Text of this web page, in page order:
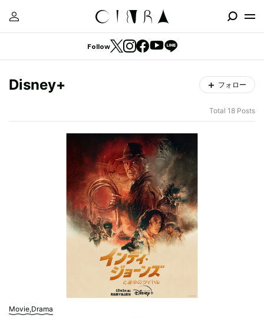
Follow
Disney+ フォロー
Total 18 Posts
Movie,Drama